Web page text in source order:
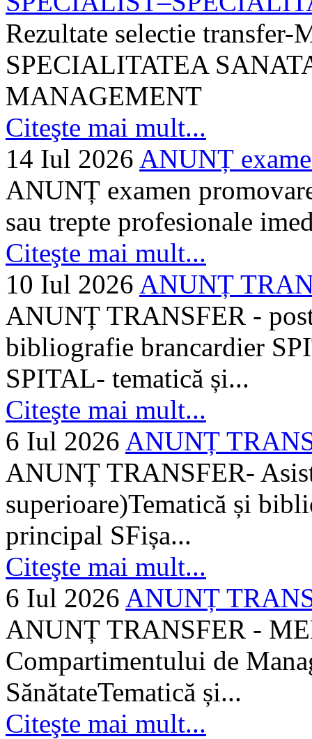
Rezultate selectie
SPECIALITATEA
MANAGEMENT
Citeşte mai mult...
14 Iul 2026 ANUNȚ
ANUNȚ examen
sau trepte profesionale
Citeşte mai mult...
10 Iul 2026 ANUNȚ
ANUNȚ TRANSFER -
bibliografie brancardier
SPITAL- tematică și...
Citeşte mai mult...
6 Iul 2026 ANUNȚ
ANUNȚ TRANSFER-
superioare)Tematică și
principal SFișa...
Citeşte mai mult...
6 Iul 2026 ANUNȚ
ANUNȚ TRANSFER -
Compartimentului de
SănătateTematică și...
Citeşte mai mult...